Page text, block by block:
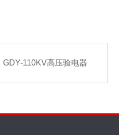
GDY-110KV高压验电器